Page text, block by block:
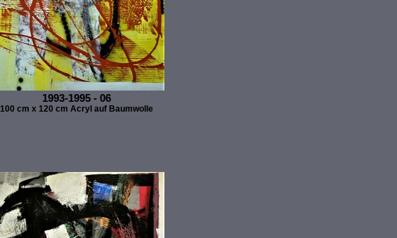
1993-1995 - 06
100 cm x 120 cm Acryl auf Baumwolle